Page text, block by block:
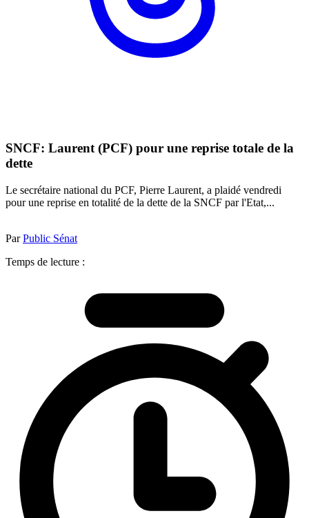
SNCF: Laurent (PCF) pour une reprise totale de la
dette
Le secrétaire national du PCF, Pierre Laurent, a plaidé vendredi
pour une reprise en totalité de la dette de la SNCF par l'Etat,...
ParPublic Sénat
Temps de lecture :